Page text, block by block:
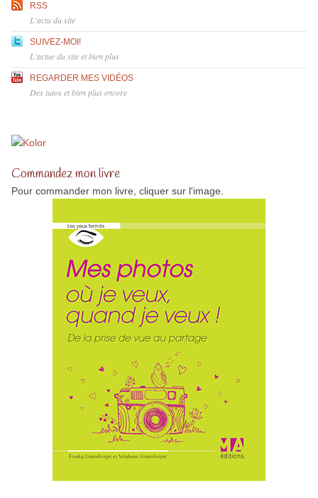
RSS
L'actu du site
SUIVEZ-MOI!
L'actue du site et bien plus
REGARDER MES VIDÉOS
Des tutos et bien plus encore
Commandez mon livre
Pour commander mon livre, cliquer sur l'image.